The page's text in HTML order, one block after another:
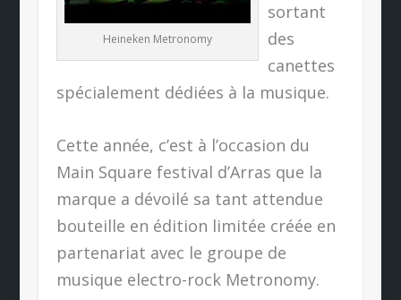
Heineken Metronomy
sortant
des
canettes
spécialement dédiées à la musique.
Cette année, c’est à l’occasion du
Main Square festival d’Arras que la
marque a dévoilé sa tant attendue
bouteille en édition limitée créée en
partenariat avec le groupe de
musique electro-rock Metronomy.